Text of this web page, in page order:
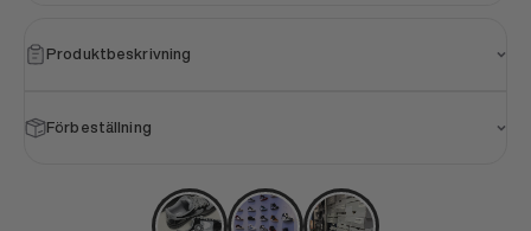
Produktbeskrivning
Förbeställning